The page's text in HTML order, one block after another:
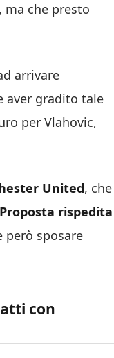
ma che presto
arrivare
aver gradito tale
per Vlahovic,
United, che
Proposta rispedita
però sposare
con